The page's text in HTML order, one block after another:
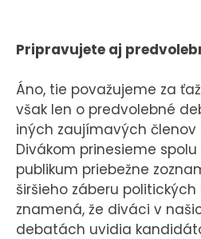
Pripravujete aj
Áno, tie považujeme za
však len o predvolebné
iných zaujímavých členov
Divákom prinesieme
publikum priebežne
širšieho záberu
znamená, že diváci v
debatách uvidia